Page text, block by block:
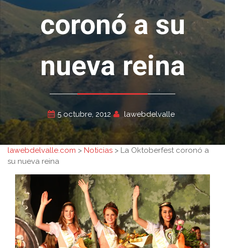
coronó a su
nueva reina
5 octubre, 2012 lawebdelvalle
lawebdelvalle.com > Noticias > La Oktoberfest coronó a
su nueva reina